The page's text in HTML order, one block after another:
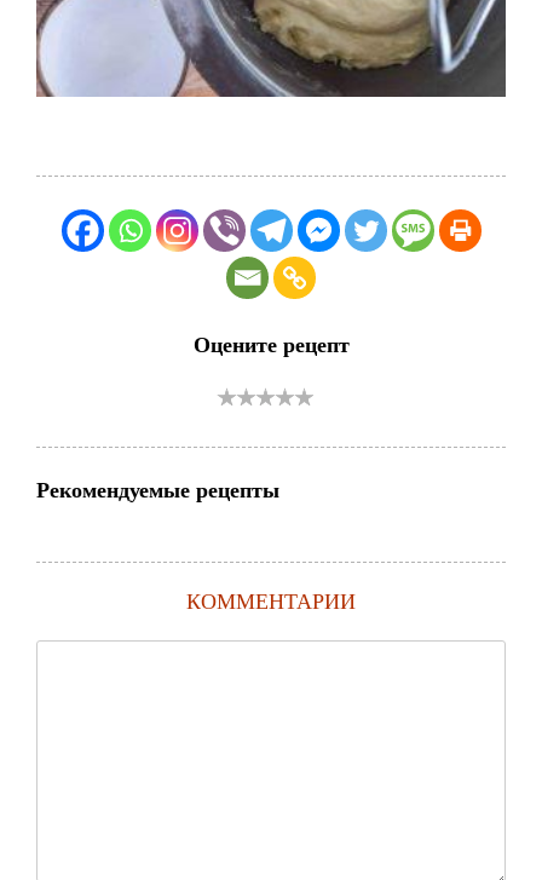
Оцените рецепт
Рекомендуемые рецепты
КОММЕНТАРИИ